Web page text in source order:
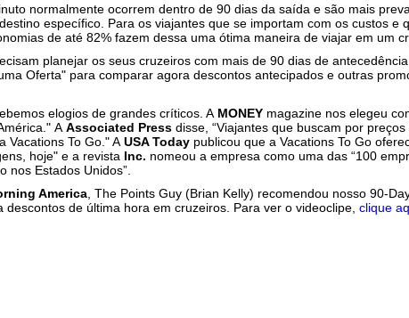
normalmente ocorrem dentro de 90 dias da saída e são mais
específico. Para os viajantes que se importam com os custos e
de até 82% fazem dessa uma ótima maneira de viajar em um
planejar os seus cruzeiros com mais de 90 dias de
Oferta" para comparar agora descontos antecipados e outras
elogios de grandes críticos. A MONEY magazine nos elegeu
A Associated Press disse, “Viajantes que buscam por
Vacations To Go." A USA Today publicou que a Vacations To Go
hoje" e a revista Inc. nomeou a empresa como uma das “100
nos Estados Unidos”.
America , The Points Guy (Brian Kelly) recomendou nosso 90-
descontos de última hora em cruzeiros. Para ver o videoclipe, clique